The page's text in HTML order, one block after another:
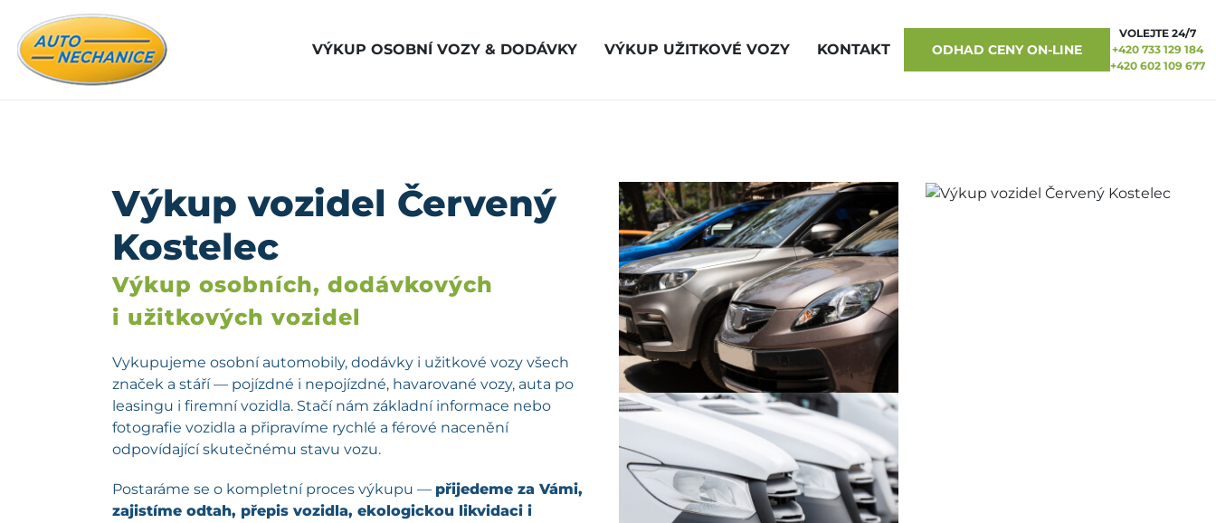
VÝKUP OSOBNÍ VOZY & DODÁVKY VÝKUP UŽITKOVÉ VOZY KONTAKT ODHAD CENY ON-LINE
VOLEJTE 24/7
+420 733 129 184
+420 602 109 677
Výkup vozidel Červený
Kostelec
Výkup osobních, dodávkových
i užitkových vozidel
Vykupujeme osobní automobily, dodávky i užitkové vozy všech
značek a stáří — pojízdné i nepojízdné, havarované vozy, auta po
leasingu i firemní vozidla. Stačí nám základní informace nebo
fotografie vozidla a připravíme rychlé a férové nacenění
odpovídající skutečnému stavu vozu.
Postaráme se o kompletní proces výkupu — přijedeme za Vámi,
zajistíme odtah, přepis vozidla, ekologickou likvidaci i